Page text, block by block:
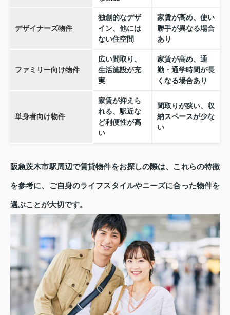
デザイナーズ物件
独創的なデザ
イン、他には
ない住空間
家賃が高め、使い
勝手が異なる場合
あり
ファミリー向け物件
広い間取り、
生活施設が充
実
家賃が高め、通
勤・通学時間が長
くなる場合あり
単身者向け物件
家賃が抑えら
れる、駅近な
ど利便性が高
い
間取りが狭い、収
納スペースが少な
い
阪急茨木市駅周辺で賃貸物件をお探しの際は、これらの特徴
を参考に、ご自身のライフスタイルやニーズに合った物件を
選ぶことが大切です。